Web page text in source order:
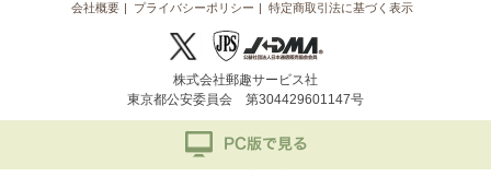
会社概要 プライバシーポリシー 特定商取引法に基づく表示
株式会社郵趣サービス社
東京都公安委員会 第304429601147号